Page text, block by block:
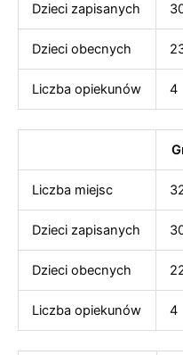
Dzieci zapisanych
Dzieci obecnych
Liczba opiekunów 4
Liczba miejsc
Dzieci zapisanych
Dzieci obecnych
Liczba opiekunów 4